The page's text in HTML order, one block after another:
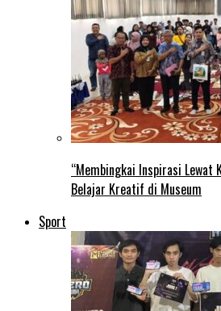
“Membingkai Inspirasi Lewat
Belajar Kreatif di Museum
Sport